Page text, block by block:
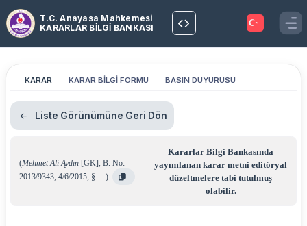
T.C. Anayasa Mahkemesi
KARARLAR BİLGİ BANKASI
KARAR KARAR BİLGİ FORMU BASIN DUYURUSU
Liste Görünümüne Geri Dön
(Mehmet Ali Aydın [GK], B. No:
2013/9343, 4/6/2015, § …)
Kararlar Bilgi Bankasında
yayımlanan karar metni editöryal
düzeltmelere tabi tutulmuş
olabilir.